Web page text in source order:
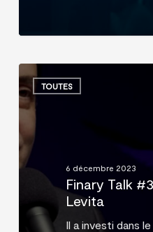
TOUTES
Finary
Talk
#30
Vincent
Levita
6 décembre 2023
Finary Talk
Levita
Il a investi dans